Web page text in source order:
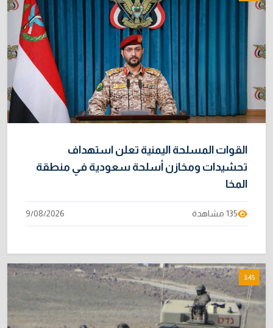
القوات المسلحة اليمنية تعلن استهداف
تحشيدات ومخازن أسلحة سعودية في منطقة
المخا
135 مشاهدة 9/08/2026
3:45